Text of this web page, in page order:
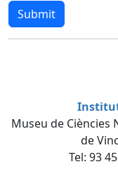
Submit
Museu de Ciències
de
Tel: 93